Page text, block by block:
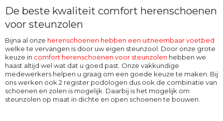
De beste kwaliteit comfort herenschoenen
voor steunzolen
Bijna al onze herenschoenen hebben een uitneembaar voetbed
welke te vervangen is door uw eigen steunzool. Door onze grote
keuze in comfort herenschoenen voor steunzolen hebben we
haast altijd wel wat dat u goed past. Onze vakkundige
medewerkers helpen u graag om een goede keuze te maken. Bij
ons werken ook 2 register podologen dus ook de combinatie van
schoenen en zolen is mogelijk. Daarbij is het mogelijk om
steunzolen op maat in dichte en open schoenen te bouwen.